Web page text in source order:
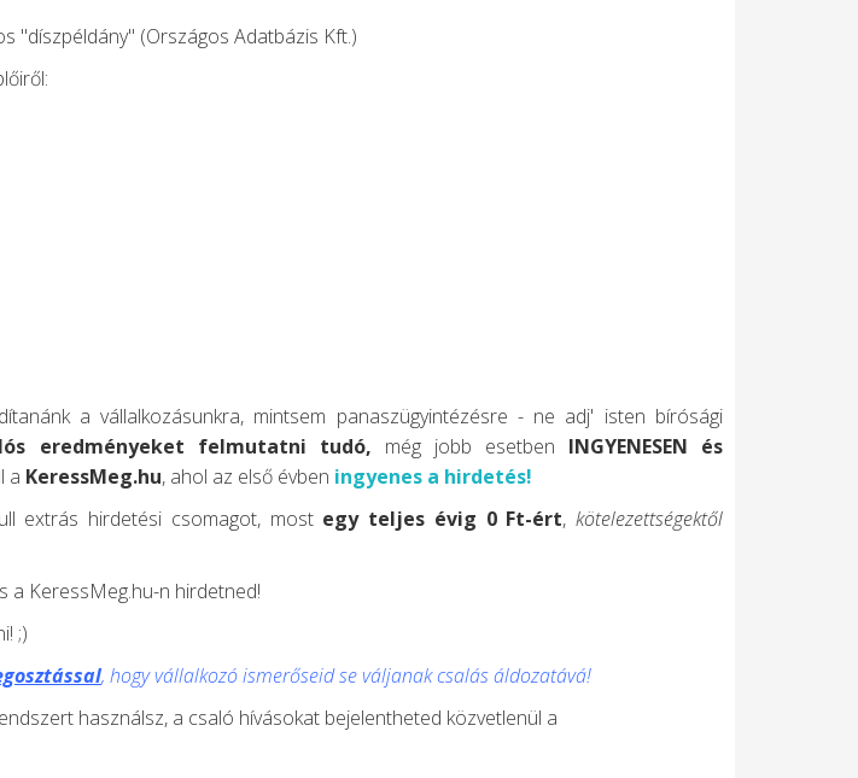
"díszpéldány" (Országos Adatbázis Kft.)
a vállalkozásunkra, mintsem panaszügyintézésre - ne adj' isten bírósági
eredményeket felmutatni tudó, még jobb esetben INGYENESEN és
a KeressMeg.hu, ahol az első évben ingyenes a hirdetés!
extrás hirdetési csomagot, most egy teljes évig 0 Ft-ért,kötelezettségektől
a KeressMeg.hu-n hirdetned!
;)
, hogy vállalkozó ismerőseid se váljanak csalás áldozatává!
használsz, a csaló hívásokat bejelentheted közvetlenül a